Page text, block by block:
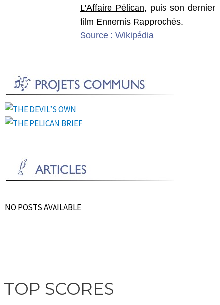
L'Affaire Pélican, puis son dernier
film Ennemis Rapprochés.
Source : Wikipédia
NO POSTS AVAILABLE
TOP SCORES